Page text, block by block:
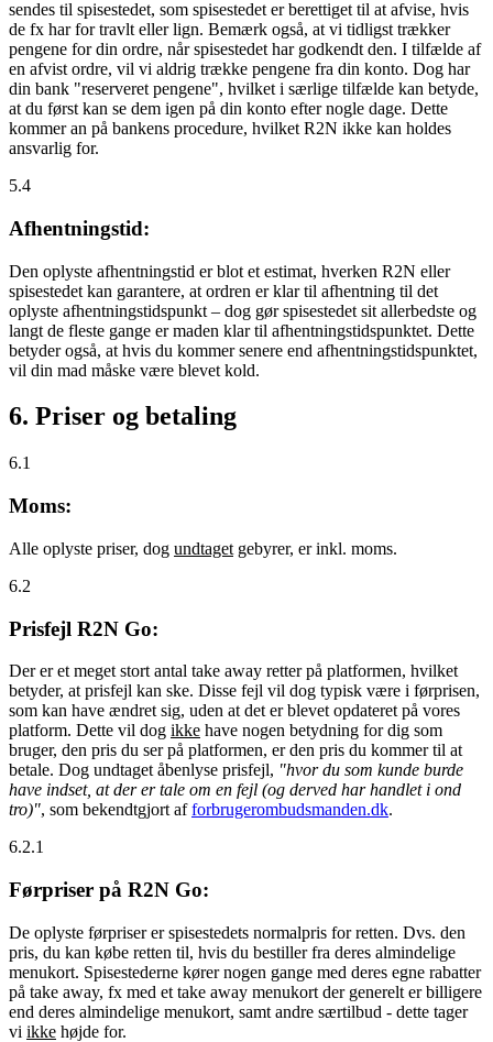
sendes til spisestedet, som spisestedet er berettiget til at afvise, hvis
de fx har for travlt eller lign. Bemærk også, at vi tidligst trækker
pengene for din ordre, når spisestedet har godkendt den. I tilfælde af
en afvist ordre, vil vi aldrig trække pengene fra din konto. Dog har
din bank "reserveret pengene", hvilket i særlige tilfælde kan betyde,
at du først kan se dem igen på din konto efter nogle dage. Dette
kommer an på bankens procedure, hvilket R2N ikke kan holdes
ansvarlig for.
5.4
Afhentningstid:
Den oplyste afhentningstid er blot et estimat, hverken R2N eller
spisestedet kan garantere, at ordren er klar til afhentning til det
oplyste afhentningstidspunkt – dog gør spisestedet sit allerbedste og
langt de fleste gange er maden klar til afhentningstidspunktet. Dette
betyder også, at hvis du kommer senere end afhentningstidspunktet,
vil din mad måske være blevet kold.
6. Priser og betaling
6.1
Moms:
Alle oplyste priser, dog undtaget gebyrer, er inkl. moms.
6.2
Prisfejl R2N Go:
Der er et meget stort antal take away retter på platformen, hvilket
betyder, at prisfejl kan ske. Disse fejl vil dog typisk være i førprisen,
som kan have ændret sig, uden at det er blevet opdateret på vores
platform. Dette vil dog ikke have nogen betydning for dig som
bruger, den pris du ser på platformen, er den pris du kommer til at
betale. Dog undtaget åbenlyse prisfejl, "hvor du som kunde burde
have indset, at der er tale om en fejl (og derved har handlet i ond
tro)", som bekendtgjort afforbrugerombudsmanden.dk.
6.2.1
Førpriser på R2N Go:
De oplyste førpriser er spisestedets normalpris for retten. Dvs. den
pris, du kan købe retten til, hvis du bestiller fra deres almindelige
menukort. Spisestederne kører nogen gange med deres egne rabatter
på take away, fx med et take away menukort der generelt er billigere
end deres almindelige menukort, samt andre særtilbud - dette tager
vi ikke højde for.